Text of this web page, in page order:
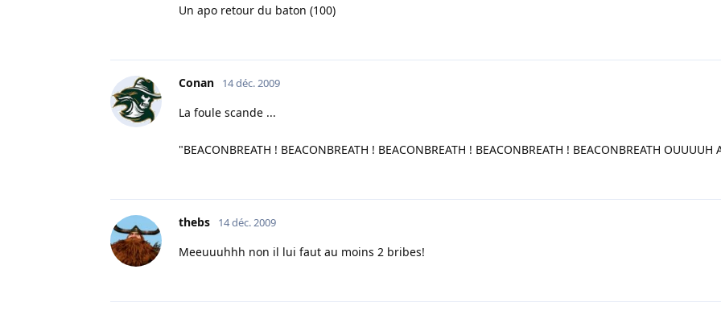
Un apo retour du baton (100)
Conan 14 déc. 2009
La foule scande ...
"BEACONBREATH ! BEACONBREATH ! BEACONBREATH ! BEACONBREATH ! BEACONBREATH OUUUUH
thebs 14 déc. 2009
Meeuuuhhh non il lui faut au moins 2 bribes!